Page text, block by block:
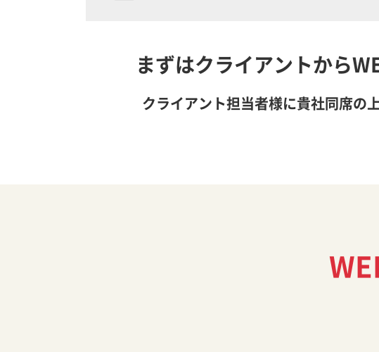
まずはクライアントから
クライアント担当者様に貴社同席の